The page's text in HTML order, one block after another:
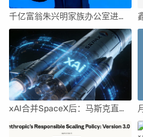
千亿富翁朱兴明家族办公室进军VC圈
xAI合并SpaceX后：马斯克直接介入，团队压力激增